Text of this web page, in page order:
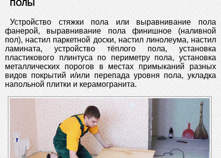
ПОЛЫ
Устройство стяжки пола или выравнивание пола
фанерой, выравнивание пола финишное (наливной
пол), настил паркетной доски, настил линолеума, настил
ламината, устройство тёплого пола, установка
пластикового плинтуса по периметру пола, установка
металлических порогов в местах примыканий разных
видов покрытий и/или перепада уровня пола, укладка
напольной плитки и керамогранита.